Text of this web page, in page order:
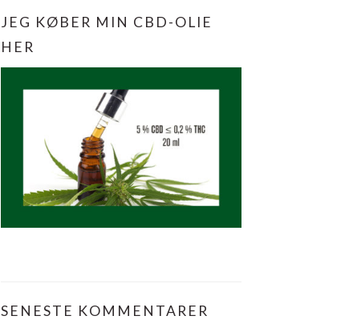
JEG KØBER MIN CBD-OLIE
HER
SENESTE KOMMENTARER